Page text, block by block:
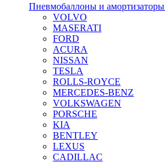
Пневмобаллоны и амортизаторы
VOLVO
MASERATI
FORD
ACURA
NISSAN
TESLA
ROLLS-ROYCE
MERCEDES-BENZ
VOLKSWAGEN
PORSCHE
KIA
BENTLEY
LEXUS
CADILLAC